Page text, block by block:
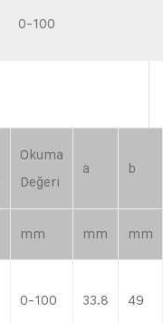
0-100
Okuma
Değeri
a b
mm mm mm
0-100 33.8 49